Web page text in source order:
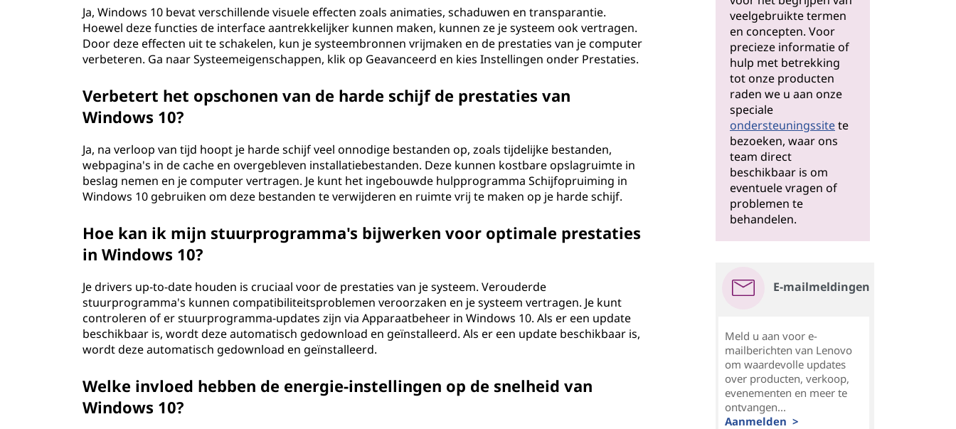
Ja, Windows 10 bevat verschillende visuele effecten zoals animaties, schaduwen en transparantie.
Hoewel deze functies de interface aantrekkelijker kunnen maken, kunnen ze je systeem ook vertragen.
Door deze effecten uit te schakelen, kun je systeembronnen vrijmaken en de prestaties van je computer
verbeteren. Ga naar Systeemeigenschappen, klik op Geavanceerd en kies Instellingen onder Prestaties.
Verbetert het opschonen van de harde schijf de prestaties van
Windows 10?
Ja, na verloop van tijd hoopt je harde schijf veel onnodige bestanden op, zoals tijdelijke bestanden,
webpagina's in de cache en overgebleven installatiebestanden. Deze kunnen kostbare opslagruimte in
beslag nemen en je computer vertragen. Je kunt het ingebouwde hulpprogramma Schijfopruiming in
Windows 10 gebruiken om deze bestanden te verwijderen en ruimte vrij te maken op je harde schijf.
Hoe kan ik mijn stuurprogramma's bijwerken voor optimale prestaties
in Windows 10?
Je drivers up-to-date houden is cruciaal voor de prestaties van je systeem. Verouderde
stuurprogramma's kunnen compatibiliteitsproblemen veroorzaken en je systeem vertragen. Je kunt
controleren of er stuurprogramma-updates zijn via Apparaatbeheer in Windows 10. Als er een update
beschikbaar is, wordt deze automatisch gedownload en geïnstalleerd. Als er een update beschikbaar is,
wordt deze automatisch gedownload en geïnstalleerd.
Welke invloed hebben de energie-instellingen op de snelheid van
Windows 10?
veelgebruikte termen
en concepten. Voor
precieze informatie of
hulp met betrekking
tot onze producten
raden we u aan onze
speciale
ondersteuningssitete
bezoeken, waar ons
team direct
beschikbaar is om
eventuele vragen of
problemen te
behandelen.
E-mailmeldingen
Meld u aan voor e-
mailberichten van Lenovo
om waardevolle updates
over producten, verkoop,
evenementen en meer te
ontvangen...
Aanmelden >